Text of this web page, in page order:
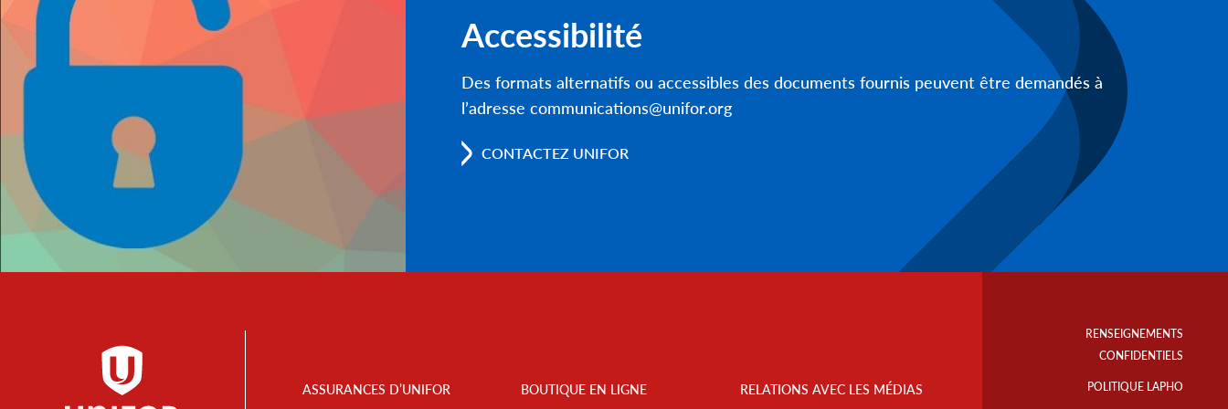
Accessibilité
Des formats alternatifs ou accessibles des documents fournis peuvent être demandés à
l’adresse communications@unifor.org
CONTACTEZ UNIFOR
Menu
ASSURANCES D’UNIFOR BOUTIQUE EN LIGNE RELATIONS AVEC LES MÉDIAS
RENSEIGNEMENTS
CONFIDENTIELS
POLITIQUE LAPHO